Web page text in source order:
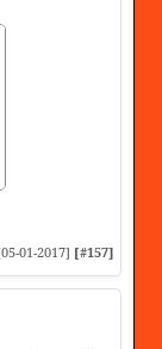
01-2017] [#157]